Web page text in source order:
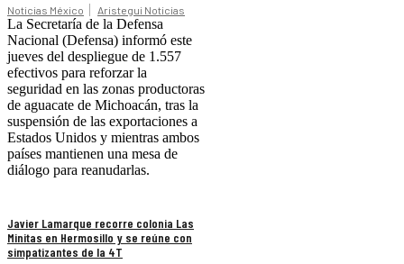
Noticias México Aristegui Noticias
La Secretaría de la Defensa
Nacional (Defensa) informó este
jueves del despliegue de 1.557
efectivos para reforzar la
seguridad en las zonas productoras
de aguacate de Michoacán, tras la
suspensión de las exportaciones a
Estados Unidos y mientras ambos
países mantienen una mesa de
diálogo para reanudarlas.
Javier Lamarque recorre colonia Las
Minitas en Hermosillo y se reúne con
simpatizantes de la 4T